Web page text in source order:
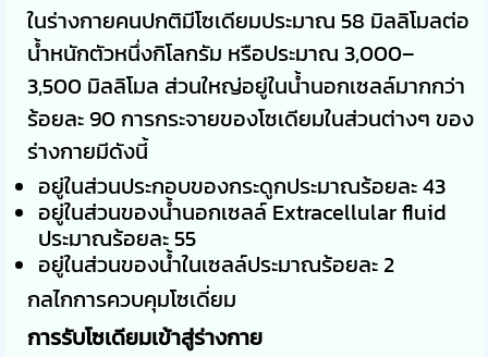
ในร่างกายคนปกติมีโซเดียมประมาณ 58 มิลลิโมลต่อ
น้ำหนักตัวหนึ่งกิโลกรัม หรือประมาณ 3,000–
3,500 มิลลิโมล ส่วนใหญ่อยู่ในน้ำนอกเซลล์มากกว่า
ร้อยละ 90 การกระจายของโซเดียมในส่วนต่างๆ ของ
ร่างกายมีดังนี้
อยู่ในส่วนประกอบของกระดูกประมาณร้อยละ 43
อยู่ในส่วนของน้ำนอกเซลล์ Extracellular fluid
ประมาณร้อยละ 55
อยู่ในส่วนของน้ำในเซลล์ประมาณร้อยละ 2
กลไกการควบคุมโซเดี่ยม
การรับโซเดียมเข้าสู่ร่างกาย